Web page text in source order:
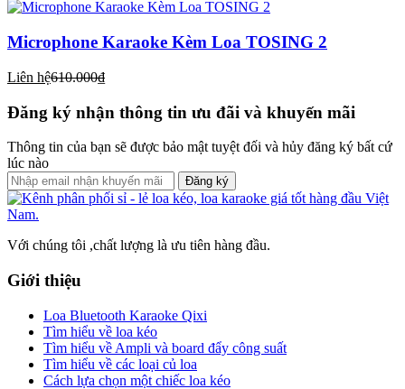
Microphone Karaoke Kèm Loa TOSING 2
Liên hệ610.000₫
Đăng ký nhận thông tin ưu đãi và khuyến mãi
Thông tin của bạn sẽ được bảo mật tuyệt đối và hủy đăng ký bất cứ
lúc nào
Đăng ký
Với chúng tôi ,chất lượng là ưu tiên hàng đầu.
Giới thiệu
Loa Bluetooth Karaoke Qixi
Tìm hiểu về loa kéo
Tìm hiểu về Ampli và board đẩy công suất
Tìm hiểu về các loại củ loa
Cách lựa chọn một chiếc loa kéo